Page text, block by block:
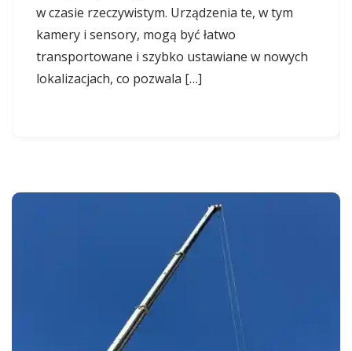
w czasie rzeczywistym. Urządzenia te, w tym
kamery i sensory, mogą być łatwo
transportowane i szybko ustawiane w nowych
lokalizacjach, co pozwala […]